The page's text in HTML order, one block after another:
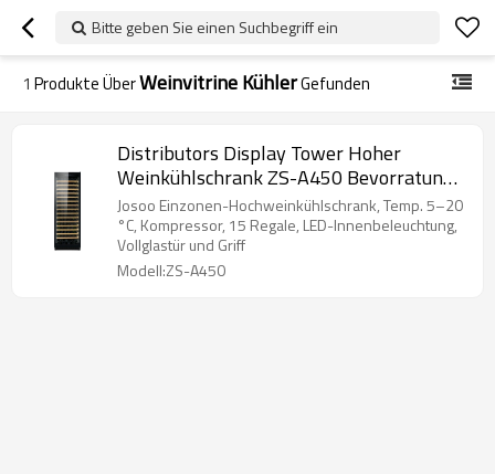
Bitte geben Sie einen Suchbegriff ein
1 Produkte ÜberWeinvitrine KühlerGefunden
Distributors Display Tower Hoher
Weinkühlschrank ZS-A450 Bevorratung
von 190 Flaschen Wein mit Regal aus
Buchenholz und Vollglastür
Josoo Einzonen-Hochweinkühlschrank, Temp. 5–20
°C, Kompressor, 15 Regale, LED-Innenbeleuchtung,
Vollglastür und Griff
Modell:ZS-A450